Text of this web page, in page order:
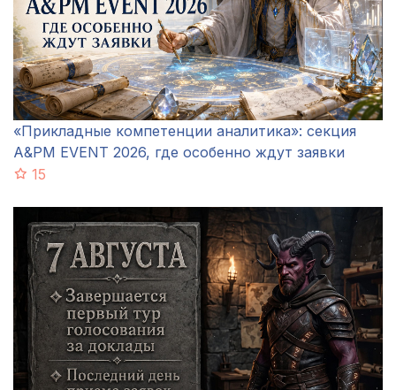
«Прикладные компетенции аналитика»: секция
A&PM EVENT 2026, где особенно ждут заявки
15